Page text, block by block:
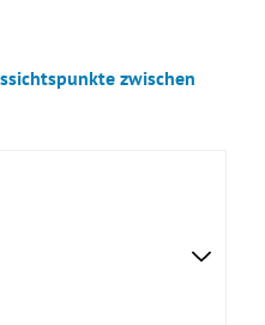
zwischen